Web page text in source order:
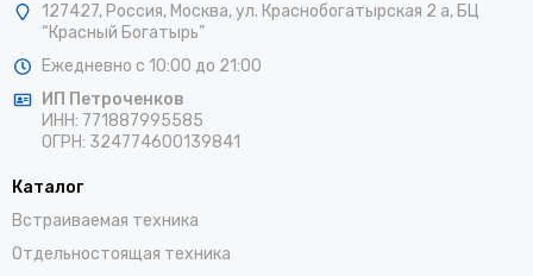
127427,Россия,Москва,ул. Краснобогатырская 2 а, БЦ
“Красный Богатырь”
Ежедневно с 10:00 до 21:00
ИП Петроченков
ИНН: 771887995585
ОГРН: 324774600139841
Каталог
Встраиваемая техника
Отдельностоящая техника